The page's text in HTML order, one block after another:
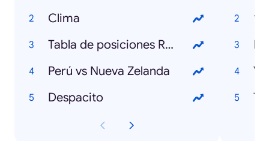
Clima
Tabla de posiciones Rusia
Perú vs Nueva Zelanda
Despacito